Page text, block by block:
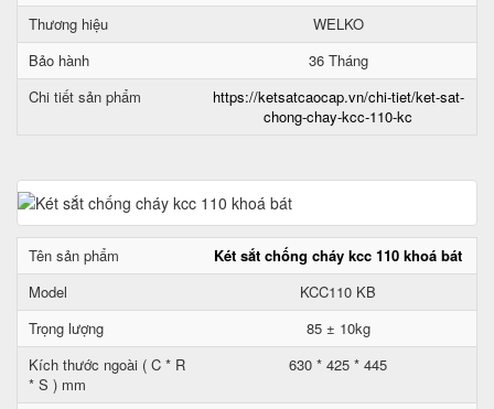
Thương hiệu
WELKO
Bảo hành
36 Tháng
Chi tiết sản phẩm
https://ketsatcaocap.vn/chi-tiet/ket-sat-
chong-chay-kcc-110-kc
Tên sản phẩm
Két sắt chống cháy kcc 110 khoá bát
Model
KCC110 KB
Trọng lượng
85 ± 10kg
Kích thước ngoài ( C * R
* S ) mm
630 * 425 * 445